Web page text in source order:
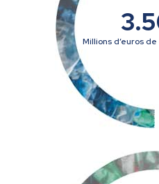
Millions d’euros